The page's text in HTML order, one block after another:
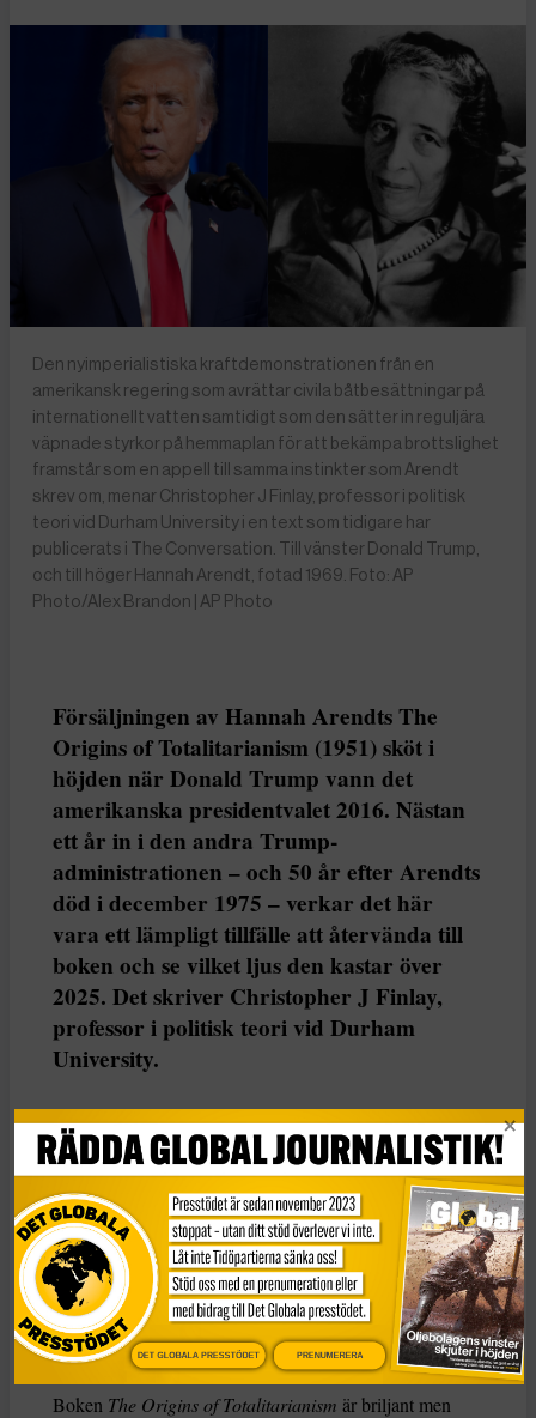
Den nyimperialistiska kraftdemonstrationen från en
amerikansk regering som avrättar civila båtbesättningar på
internationellt vatten samtidigt som den sätter in reguljära
väpnade styrkor på hemmaplan för att bekämpa brottslighet
framstår som en appell till samma instinkter som Arendt
skrev om, menar Christopher J Finlay, professor i politisk
teori vid Durham University i en text som tidigare har
publicerats i The Conversation. Till vänster Donald Trump,
och till höger Hannah Arendt, fotad 1969. Foto: AP
Photo/Alex Brandon | AP Photo
Försäljningen av Hannah Arendts The
Origins of Totalitarianism (1951) sköt i
höjden när Donald Trump vann det
amerikanska presidentvalet 2016. Nästan
ett år in i den andra Trump-
administrationen – och 50 år efter Arendts
död i december 1975 – verkar det här
vara ett lämpligt tillfälle att återvända till
boken och se vilket ljus den kastar över
2025. Det skriver Christopher J Finlay,
professor i politisk teori vid Durham
University.
Christopher J Finlay
Dela
Den här texten har publicerats i The Conversationunder
en Creative Commons-licens och har översatts till
svenska av Tidningen Globals redaktion med hjälp av
AI.
Boken The Origins of Totalitarianism är briljant men
DET GLOBALA PRESSTÖDET PRENUMERERA